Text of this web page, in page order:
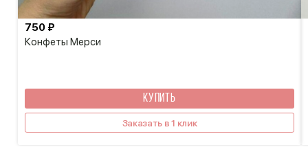
Конфеты Мерси
750 ₽
КУПИТЬ
Заказать в 1 клик